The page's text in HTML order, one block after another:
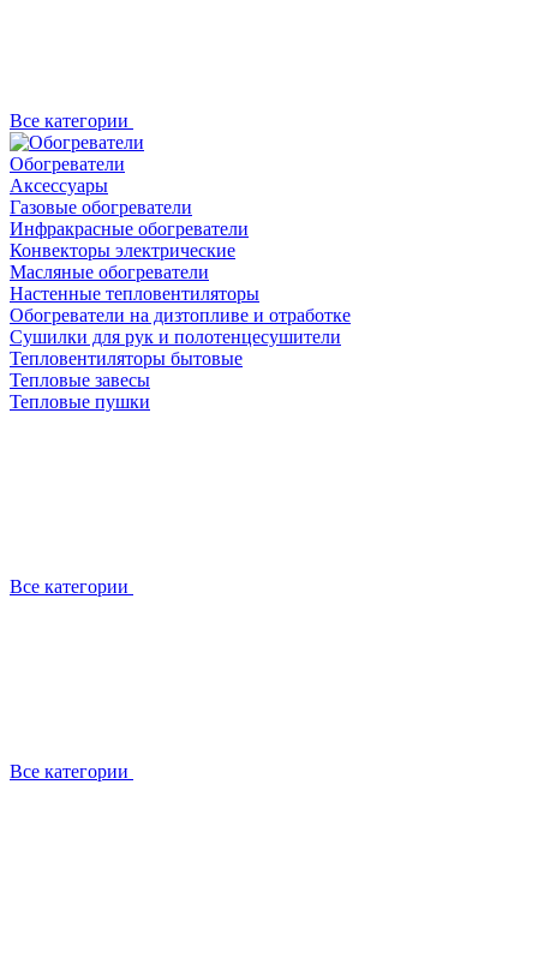
Все категории
Обогреватели
Аксессуары
Газовые обогреватели
Инфракрасные обогреватели
Конвекторы электрические
Масляные обогреватели
Настенные тепловентиляторы
Обогреватели на дизтопливе и отработке
Сушилки для рук и полотенцесушители
Тепловентиляторы бытовые
Тепловые завесы
Тепловые пушки
Все категории
Все категории